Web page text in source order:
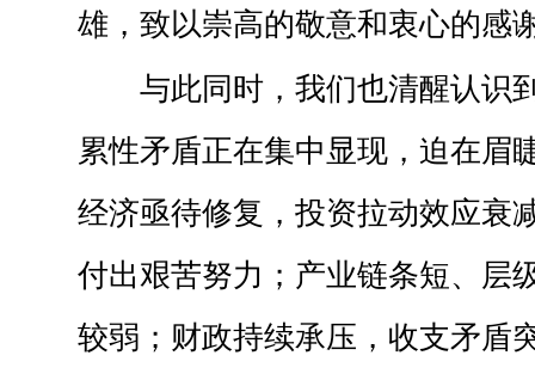
雄，致以崇高的敬意和衷心的感
与此同时，我们也清醒认识
累性矛盾正在集中显现，迫在眉
经济亟待修复，投资拉动效应衰
付出艰苦努力；产业链条短、层
较弱；财政持续承压，收支矛盾